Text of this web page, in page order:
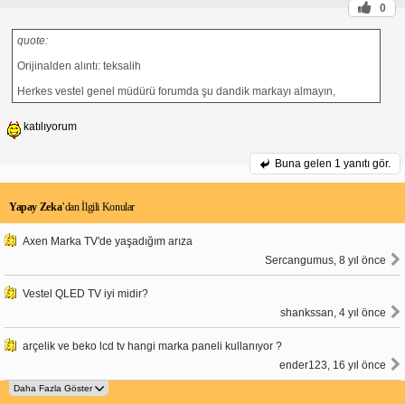
0
quote:
Orijinalden alıntı: teksalih
Herkes vestel genel müdürü forumda şu dandik markayı almayın,
katılıyorum
Buna gelen 1 yanıtı gör.
Yapay Zeka’dan İlgili Konular
Axen Marka TV'de yaşadığım arıza
Sercangumus, 8 yıl önce
Vestel QLED TV iyi midir?
shankssan, 4 yıl önce
arçelik ve beko lcd tv hangi marka paneli kullanıyor ?
ender123, 16 yıl önce